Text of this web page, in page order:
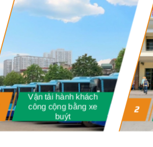
Vận tải hành khách
công cộng bằng xe
buýt
2